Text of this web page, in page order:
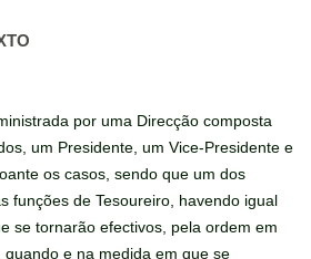
por uma Direcção composta
um Presidente, um Vice-Presidente e
os casos, sendo que um dos
funções de Tesoureiro, havendo igual
se tornarão efectivos, pela ordem em
e na medida em que se